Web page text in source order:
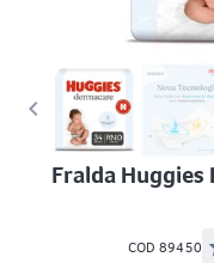
keyboard_arrow_left
Fralda Huggies
COD 89450